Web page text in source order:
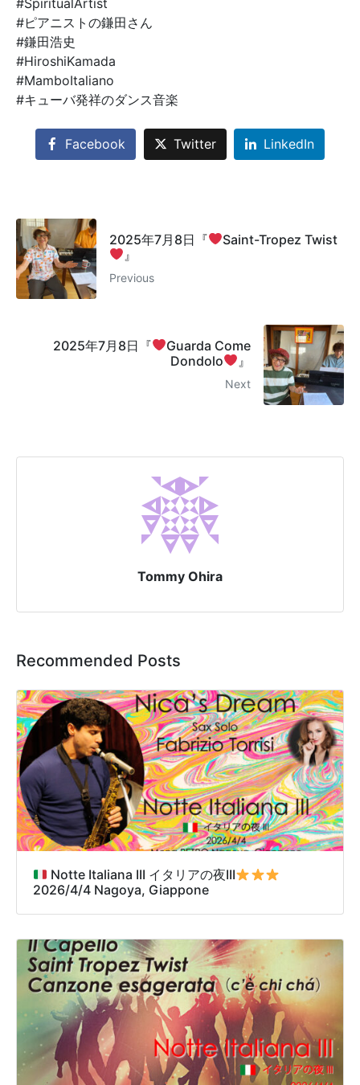
#SpiritualArtist
#ピアニストの鎌田さん
#鎌田浩史
#HiroshiKamada
#MamboItaliano
#キューバ発祥のダンス音楽
Facebook Twitter LinkedIn
2025年7月8日『
Saint-Tropez Twist
』
Previous
2025年7月8日『
Guarda Come
Dondolo
』
Next
Tommy Ohira
Recommended Posts
Notte Italiana III イタリアの夜III
2026/4/4 Nagoya, Giappone